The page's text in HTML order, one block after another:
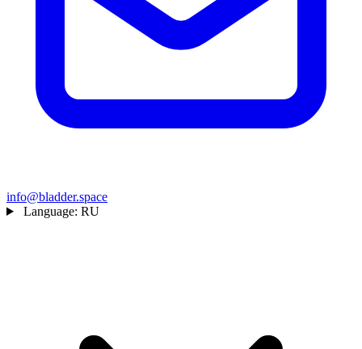
info@bladder.space
Language: RU